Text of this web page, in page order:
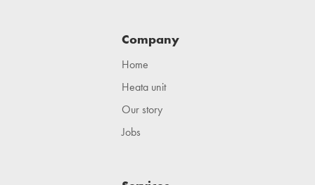
Company
Home
Heata unit
Our story
Jobs